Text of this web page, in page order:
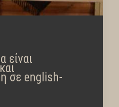
είναι
σε english-